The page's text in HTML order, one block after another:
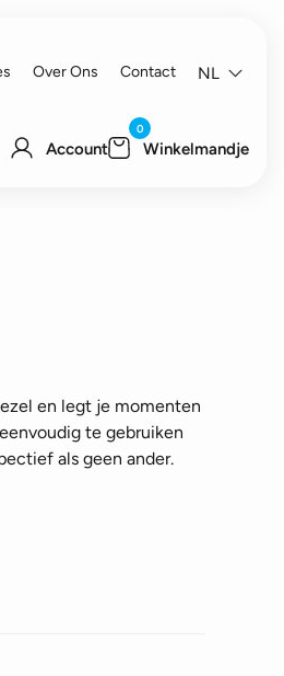
Over Ons Contact NL
Account
0
Winkelmandje
en legt je momenten
te gebruiken
als geen ander.